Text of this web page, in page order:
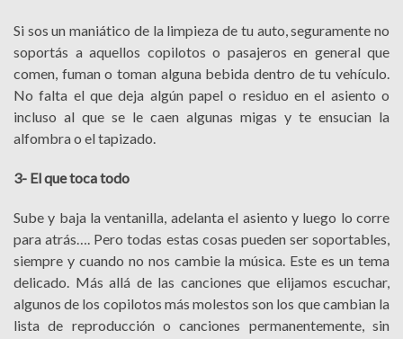
Si sos un maniático de la limpieza de tu auto, seguramente no
soportás a aquellos copilotos o pasajeros en general que
comen, fuman o toman alguna bebida dentro de tu vehículo.
No falta el que deja algún papel o residuo en el asiento o
incluso al que se le caen algunas migas y te ensucian la
alfombra o el tapizado.
3- El que toca todo
Sube y baja la ventanilla, adelanta el asiento y luego lo corre
para atrás…. Pero todas estas cosas pueden ser soportables,
siempre y cuando no nos cambie la música. Este es un tema
delicado. Más allá de las canciones que elijamos escuchar,
algunos de los copilotos más molestos son los que cambian la
lista de reproducción o canciones permanentemente, sin